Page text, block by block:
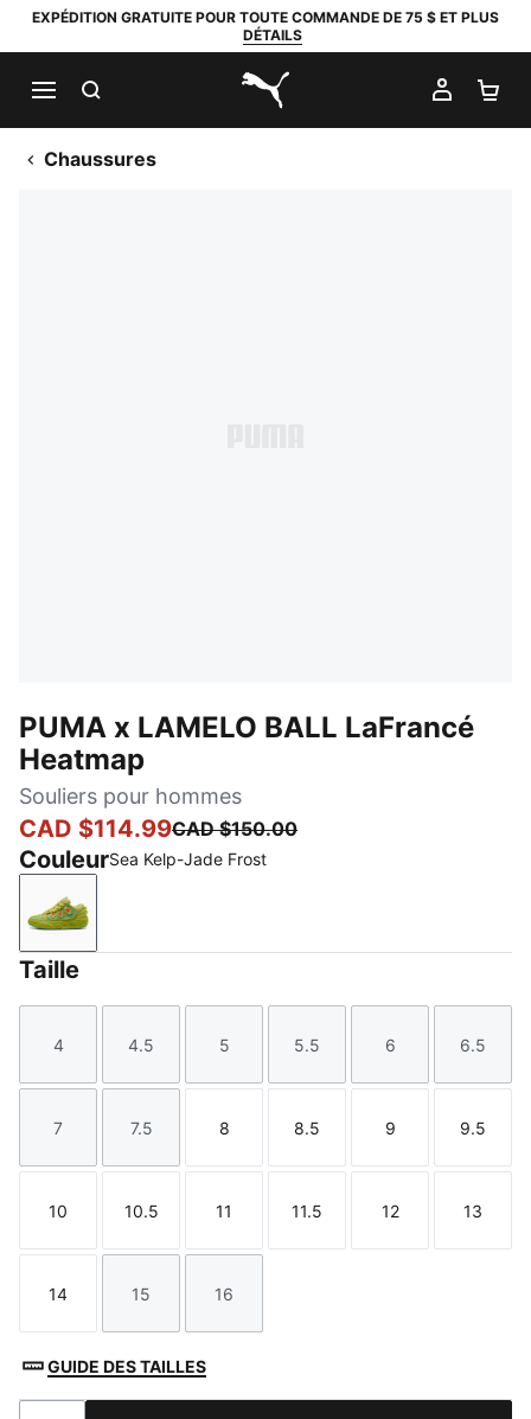
EXPÉDITION GRATUITE POUR TOUTE COMMANDE DE 75 $ ET PLUS
DÉTAILS
PUMA.com
MON
Chaussures
PUMA x LAMELO BALL LaFrancé
Heatmap
Souliers pour hommes
CAD $114.99CAD $150.00
CouleurSea Kelp-Jade Frost
Sea Kelp-Jade Frost
Taille
Taille
4
Taille
4.5
Taille
5
Taille
5.5
Taille
6
Taille
6.5
Taille
7
Taille
7.5
Taille
8
Taille
8.5
Taille
9
Taille
9.5
Taille
10
Taille
10.5
Taille
11
Taille
11.5
Taille
12
Taille
13
Taille
14
Taille
15
Taille
16
GUIDE DES TAILLES